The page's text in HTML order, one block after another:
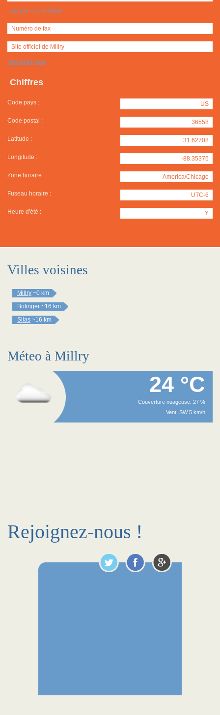
+(1) (251) 846-2698
Numéro de fax
Site officiel de Millry
http://millry.net
Chiffres
Code pays : US
Code postal : 36558
Latitude : 31.62708
Longitude : -88.35376
Zone horaire : America/Chicago
Fuseau horaire : UTC-6
Heure d'été : Y
Villes voisines
Millry ~0 km
Bolinger ~16 km
Silas ~16 km
Méteo à Millry
24 °C
Couverture nuageuse: 27 %
Vent: SW 5 km/h
Rejoignez-nous !